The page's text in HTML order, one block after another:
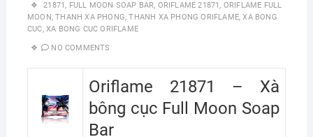
21871, FULL MOON SOAP BAR, ORIFLAME 21871, ORIFLAME FULL
MOON,THANH XA PHONG,THANH XA PHONG ORIFLAME,XA BONG
CUC, XA BONG CUC ORIFLAME
NO COMMENTS
Oriflame 21871 – Xà
bông cục Full Moon Soap
Bar